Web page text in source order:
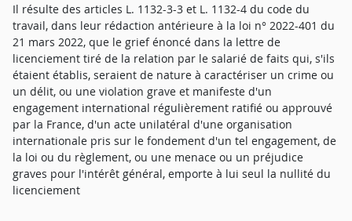
Il résulte des articles L. 1132-3-3 et L. 1132-4 du code du
travail, dans leur rédaction antérieure à la loi n° 2022-401 du
21 mars 2022, que le grief énoncé dans la lettre de
licenciement tiré de la relation par le salarié de faits qui, s'ils
étaient établis, seraient de nature à caractériser un crime ou
un délit, ou une violation grave et manifeste d'un
engagement international régulièrement ratifié ou approuvé
par la France, d'un acte unilatéral d'une organisation
internationale pris sur le fondement d'un tel engagement, de
la loi ou du règlement, ou une menace ou un préjudice
graves pour l'intérêt général, emporte à lui seul la nullité du
licenciement